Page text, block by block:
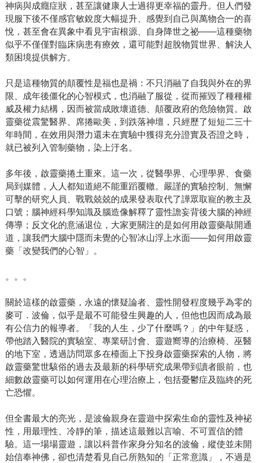
神病與成癮症狀，甚至讓健康人士過得更幸福的靈丹。但人們發
現服下後不僅感官敏銳度大幅提升、感覺到自己與萬物合一的喜
悅，甚至會在異象中看見宇宙根源、自身降世之祕——這種藥物
似乎不僅僅對臨床病患有療效，還可能對超脫物質世界、解決人
類困境提供解方。
只是這種物質的顛覆性是福也是禍：不只消融了自我與外在的界
限、成年後僵化的心智模式，也消融了服從，從而摧毀了種種權
威及權力結構，因而被當成敗壞道德、顛覆政府的危險物質。啟
靈藥從震驚醫界、席捲歐美，到跌落神壇，只經歷了短短二三十
年時間，在效用與潛力還未在實驗中獲得充分證實及否證之時，
就已被列入管制藥物，染上汙名。
多年後，啟靈藥捲土重來。這一次，從醫學界、心理學界、食藥
局到媒體，人人都知道絕不能重蹈覆轍。嚴謹的實驗控制、無懈
可擊的研究人員、戰戰兢兢的成果發表取代了譁眾取寵的教主及
口號；腦神經科學知識及腦造像解釋了靈性譫妄背後大腦的神經
傳導；反文化的意涵退位，大家更關注的是如何用啟靈藥敲開通
道，讓我們大腦中隱而未覺的心智冰山浮上水面——如何用啟靈
藥「改變我們的心智」。
。。。
關於這樣的啟靈藥，永遠的懷疑論者、靈性開發程度幾乎為零的
麥可．波倫，似乎是最不可能發生興趣的人，但他也因而成為最
有公信力的報導者。「我的人生，少了什麼嗎？」的中年疑惑，
帶他踏入醫院的實驗室、專業研討會、靈遊嚮導的治療椅、巫醫
的地下室，透過訪問眾多在檯面上下投身啟靈藥探索的人物，將
啟靈藥驚世駭俗的過去及最新的科學研究成果帶到讀者眼前，也
細數啟靈藥可以如何運用在心理治療上，包括憂鬱症及臨終的死
亡恐懼。
但全書最大的亮光，是波倫親身在靈遊中探索生命的靈性及神袐
性，用最理性、冷靜的筆，描述這最難以言喻、不可置信的體
驗。這一場場靈遊，讓以科普作家身分知名的波倫，縱使並未開
始信奉神佛，卻也清楚看見自己所熟知的「正常意識」，不過是